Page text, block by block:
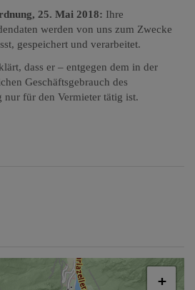
25. Mai 2018: Ihre
werden von uns zum Zwecke
gespeichert und verarbeitet.
dass er – entgegen dem in der
Geschäftsgebrauch des
nur für den Vermieter tätig ist.
+